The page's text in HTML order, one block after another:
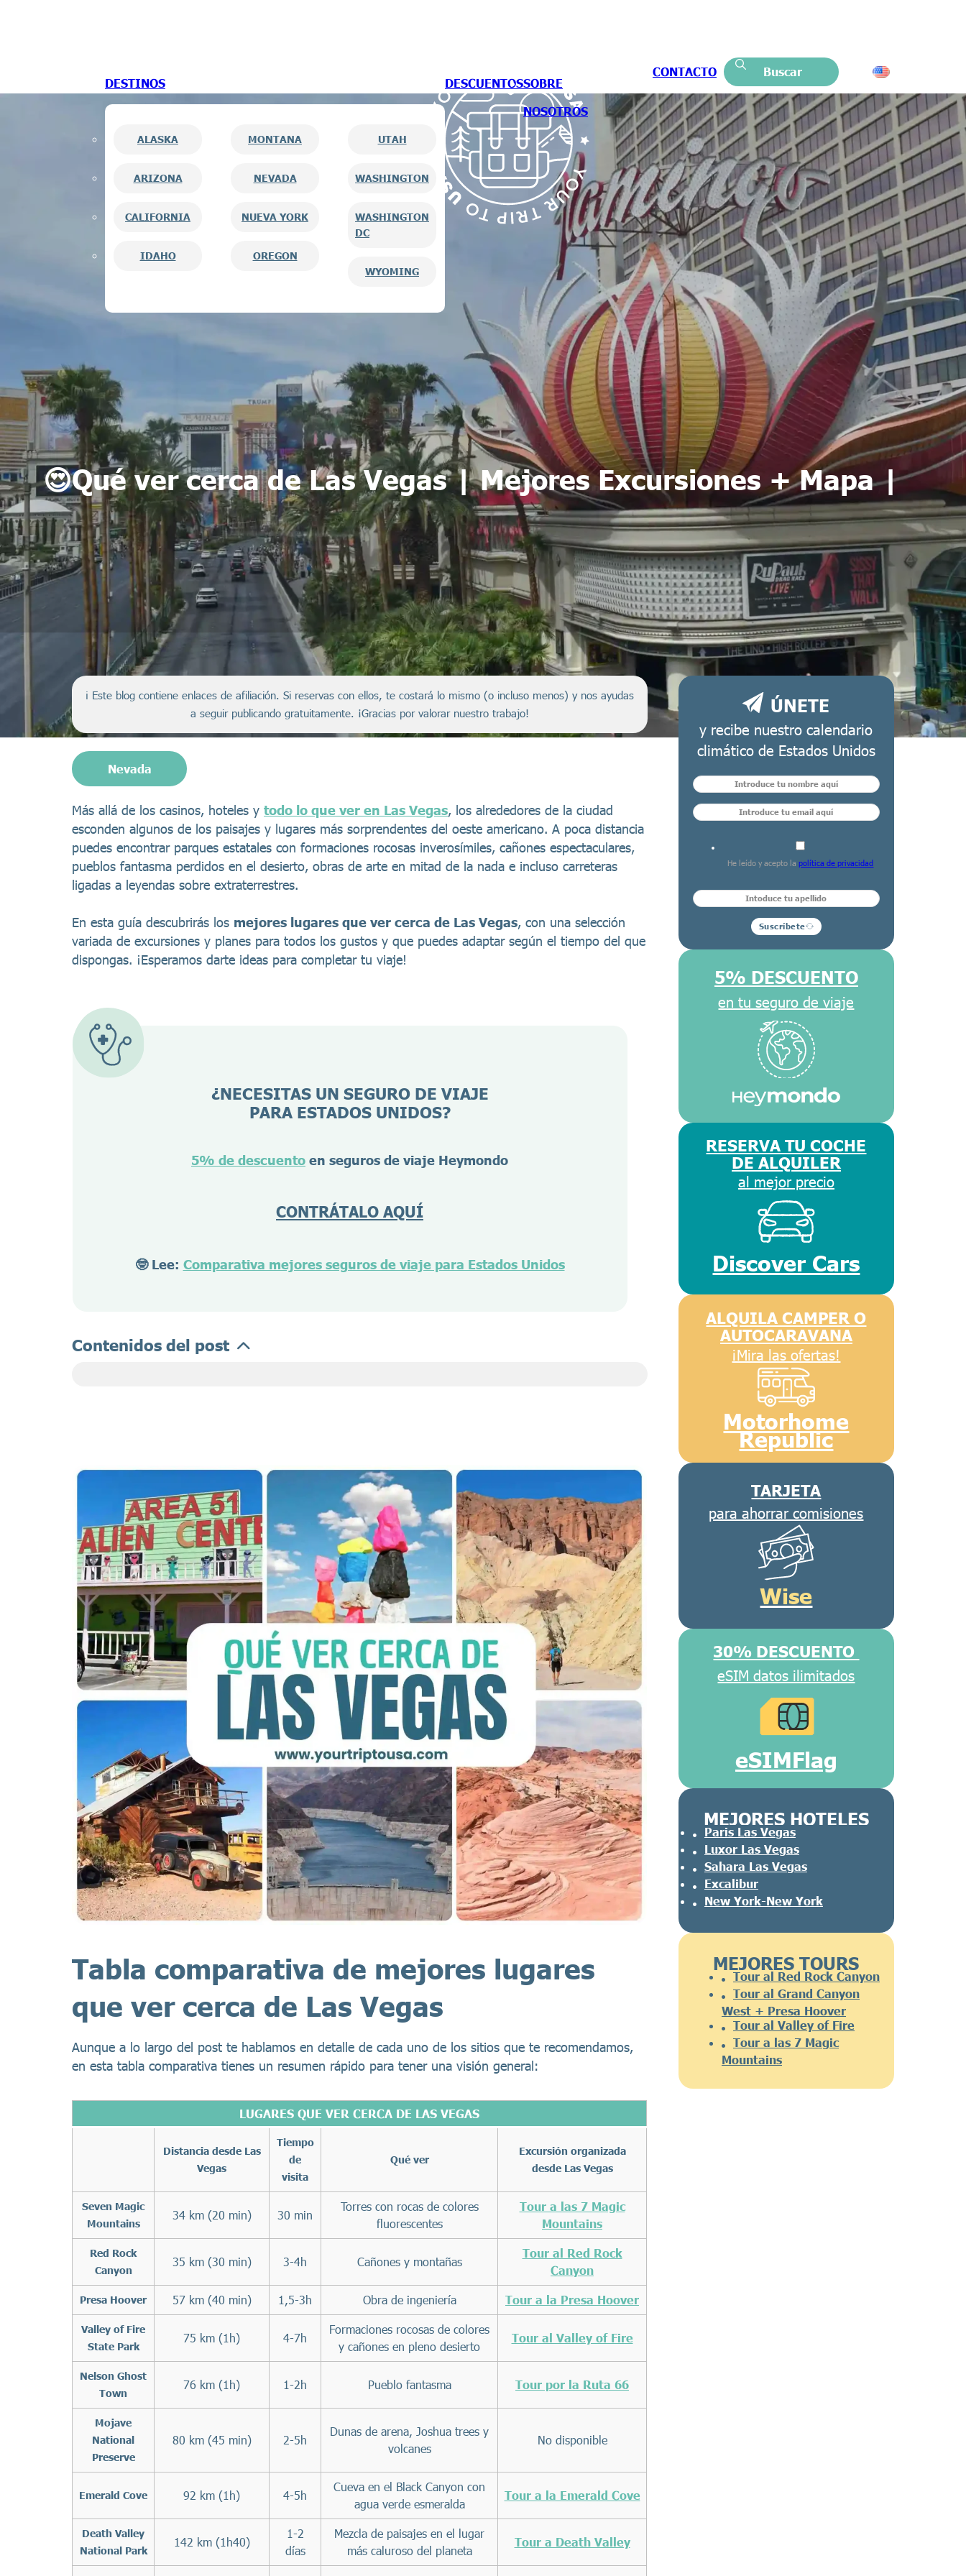
DESTINOS
ALASKA
ARIZONA
CALIFORNIA
IDAHO
MONTANA
NEVADA
NUEVA YORK
OREGON
UTAH
WASHINGTON
WASHINGTON
DC
WYOMING
DESCUENTOSSOBRE
NOSOTROS
CONTACTO
Buscar
😍Qué ver cerca de Las Vegas | Mejores Excursiones + Mapa |
ℹ️ Este blog contiene enlaces de afiliación. Si reservas con ellos, te costará lo mismo (o incluso menos) y nos ayudas
a seguir publicando gratuitamente. ¡Gracias por valorar nuestro trabajo!
Nevada
Más allá de los casinos, hoteles y todo lo que ver en Las Vegas, los alrededores de la ciudad
esconden algunos de los paisajes y lugares más sorprendentes del oeste americano. A poca distancia
puedes encontrar parques estatales con formaciones rocosas inverosímiles, cañones espectaculares,
pueblos fantasma perdidos en el desierto, obras de arte en mitad de la nada e incluso carreteras
ligadas a leyendas sobre extraterrestres.
En esta guía descubrirás los mejores lugares que ver cerca de Las Vegas, con una selección
variada de excursiones y planes para todos los gustos y que puedes adaptar según el tiempo del que
dispongas. ¡Esperamos darte ideas para completar tu viaje!
¿NECESITAS UN SEGURO DE VIAJE
PARA ESTADOS UNIDOS?
5% de descuento en seguros de viaje Heymondo
CONTRÁTALO AQUÍ
🤓 Lee: Comparativa mejores seguros de viaje para Estados Unidos
Contenidos del post
Tabla comparativa de mejores lugares
que ver cerca de Las Vegas
Aunque a lo largo del post te hablamos en detalle de cada uno de los sitios que te recomendamos,
en esta tabla comparativa tienes un resumen rápido para tener una visión general:
LUGARES QUE VER CERCA DE LAS VEGAS
Distancia desde Las
Vegas
Tiempo
de
visita
Qué ver
Excursión organizada
desde Las Vegas
Seven Magic
Mountains
34 km (20 min) 30 min
Torres con rocas de colores
fluorescentes
Tour a las 7 Magic
Mountains
Red Rock
Canyon
35 km (30 min) 3-4h Cañones y montañas
Tour al Red Rock
Canyon
Presa Hoover 57 km (40 min) 1,5-3h Obra de ingeniería Tour a la Presa Hoover
Valley of Fire
State Park
75 km (1h) 4-7h
Formaciones rocosas de colores
y cañones en pleno desierto
Tour al Valley of Fire
Nelson Ghost
Town
76 km (1h) 1-2h Pueblo fantasma Tour por la Ruta 66
Mojave
National
Preserve
80 km (45 min) 2-5h
Dunas de arena, Joshua trees y
volcanes
No disponible
Emerald Cove 92 km (1h) 4-5h
Cueva en el Black Canyon con
agua verde esmeralda
Tour a la Emerald Cove
Death Valley
National Park
142 km (1h40)
1-2
días
Mezcla de paisajes en el lugar
más caluroso del planeta
Tour a Death Valley
ÚNETE
y recibe nuestro calendario
climático de Estados Unidos
He leído y acepto lapolítica de privacidad
Suscríbete
5% DESCUENTO
en tu seguro de viaje
RESERVA TU COCHE
DE ALQUILER
al mejor precio
Discover Cars
ALQUILA CAMPER O
AUTOCARAVANA
¡Mira las ofertas!
Motorhome
Republic
TARJETA
para ahorrar comisiones
Wise
30% DESCUENTO
eSIM datos ilimitados
eSIMFlag
MEJORES HOTELES
Paris Las Vegas
Luxor Las Vegas
Sahara Las Vegas
Excalibur
New York-New York
MEJORES TOURS
Tour al Red Rock Canyon
Tour al Grand Canyon
West + Presa Hoover
Tour al Valley of Fire
Tour a las 7 Magic
Mountains